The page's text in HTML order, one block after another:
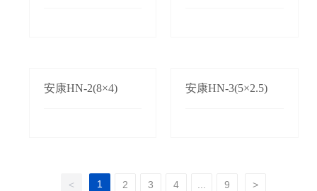
安康HN-2(8×4) 安康HN-3(5×2.5)
< 1 2 3 4 9 >